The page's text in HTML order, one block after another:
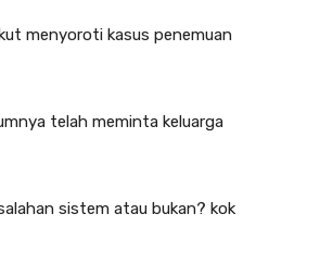
menyoroti kasus penemuan
telah meminta keluarga
sistem atau bukan? kok